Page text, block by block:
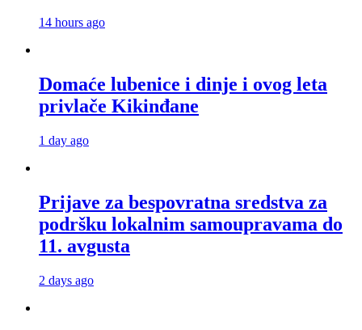
14 hours ago
Domaće lubenice i dinje i ovog leta
privlače Kikinđane
1 day ago
Prijave za bespovratna sredstva za
podršku lokalnim samoupravama do
11. avgusta
2 days ago